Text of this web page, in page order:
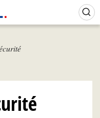
c
l
C
N
(témoins de connexion)